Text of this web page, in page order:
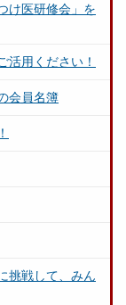
け医研修会」を
活用ください！
会員名簿
挑戦して、みん